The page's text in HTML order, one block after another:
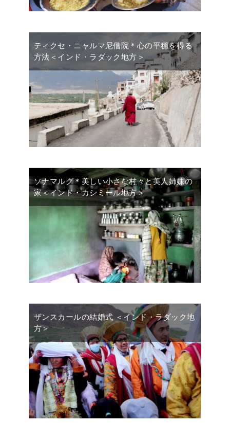
ティクセ・ニャルマ尼僧院＊心の平穏を得る
方法＜インド・ラダック地方＞
ソナマルグ＊美しい小さな村々と美人姉妹の
家＜インド・カシミール地方＞
ザンスカールの結婚式 ＜インド・ラダック地
方＞